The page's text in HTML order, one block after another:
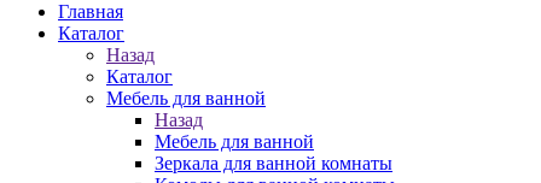
Главная
Каталог
Назад
Каталог
Мебель для ванной
Назад
Мебель для ванной
Зеркала для ванной комнаты